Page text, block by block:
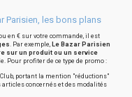
Parisien, les bons plans
en € sur votre commande, il est
. Par exemple, Le Bazar Parisien
sur un produit ou un service
Pour profiter de ce type de promo :
portant la mention "réductions"
articles concernés et des modalités